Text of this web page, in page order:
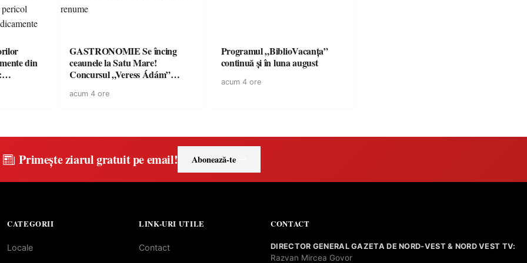
din
de
GASTRONOMIE Se încing
ceaunele la Satu Mare!
Concursul „Veress Ádám”
spectaculoase, premii și un jurat
acum 4 ore
Programul „BiblioVacanța”
continuă și în luna august
acum 4 ore
Primește ziarul gratuit pe email! Abonează-te
CATEGORII
Locale
LINK-URI UTILE
Contact
CONTACT
DIRECTOR GENERAL GAZETA DE NORD-VEST & NORD VEST TV:
Razvan Mircea Govor